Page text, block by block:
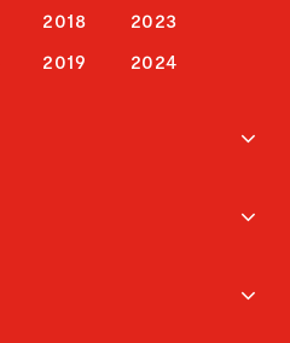
2018
2019
2023
2024